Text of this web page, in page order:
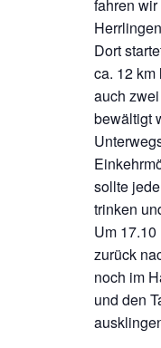
fahren
Dort
ca. 12 km
auch
bewältigt
sollte
trinken
Um
zurück
noch im
und den